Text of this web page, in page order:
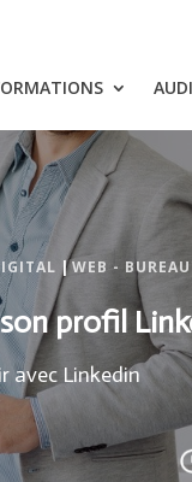
|WEB -
profil
avec Linkedin